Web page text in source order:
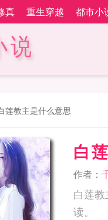
真 重生穿越 都市小
说
莲教主是什么意思
白
作者：
白莲
读。